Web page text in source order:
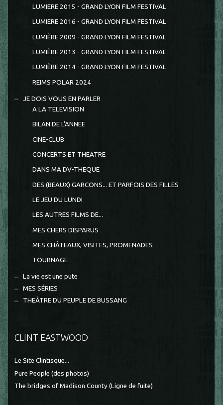
LUMIERE 2015 - GRAND LYON FILM FESTIVAL
LUMIERE 2016 - GRAND LYON FILM FESTIVAL
LUMIÈRE 2009 - GRAND LYON FILM FESTIVAL
LUMIÈRE 2013 - GRAND LYON FILM FESTIVAL
LUMIÈRE 2014 - GRAND LYON FILM FESTIVAL
REIMS POLAR 2024
JE DOIS VOUS EN PARLER
A LA TELEVISION
BILAN DE L'ANNEE
CINE-CLUB
CONCERTS ET THEATRE
DANS MA DV-THEQUE
DES (BEAUX) GARCONS... ET PARFOIS DES FILLES
LE JEU DU LUNDI
LES AUTRES FILMS DE...
MES CHERS DISPARUS
MES CHÂTEAUX, VISITES, PROMENADES
TOURNAGE
La vie est une pute
MES SÉRIES
THEÂTRE DU PEUPLE DE BUSSANG
CLINT EASTWOOD
Le Site Clintisque...
Pure People (des photos)
The bridges of Madison County (Ligne de fuite)